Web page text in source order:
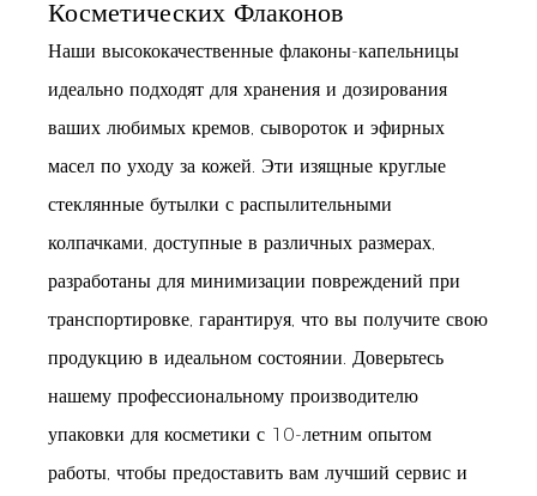
Косметических Флаконов
Наши высококачественные флаконы-капельницы
идеально подходят для хранения и дозирования
ваших любимых кремов, сывороток и эфирных
масел по уходу за кожей. Эти изящные круглые
стеклянные бутылки с распылительными
колпачками, доступные в различных размерах,
разработаны для минимизации повреждений при
транспортировке, гарантируя, что вы получите свою
продукцию в идеальном состоянии. Доверьтесь
нашему профессиональному производителю
упаковки для косметики с 10-летним опытом
работы, чтобы предоставить вам лучший сервис и